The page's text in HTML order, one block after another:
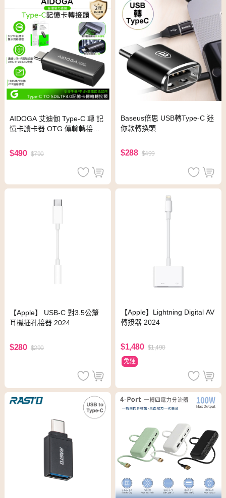
AIDOGA 艾迪伽 Type-C 轉 記
憶卡讀卡器 OTG 傳輸轉接頭
arKeep系列
$490 $790
Baseus倍思 USB轉Type-C 迷
你款轉換頭
$288 $499
【Apple】 USB-C 對3.5公釐
耳機插孔接器 2024
$280 $290
【Apple】Lightning Digital AV
轉接器 2024
$1,480 $1,490
免運